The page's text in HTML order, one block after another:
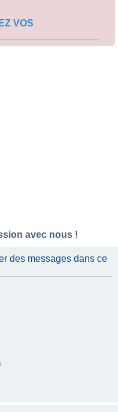
VOS
avec nous !
des messages dans ce